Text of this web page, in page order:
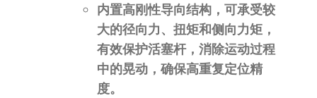
内置高刚性导向结构，可承受较
大的径向力、扭矩和侧向力矩，
有效保护活塞杆，消除运动过程
中的晃动，确保高重复定位精
度。